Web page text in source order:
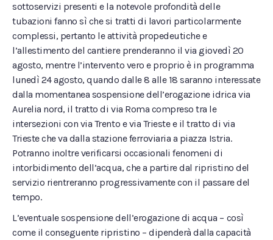
sottoservizi presenti e la notevole profondità delle
tubazioni fanno sì che si tratti di lavori particolarmente
complessi, pertanto le attività propedeutiche e
l’allestimento del cantiere prenderanno il via giovedì 20
agosto, mentre l’intervento vero e proprio è in programma
lunedì 24 agosto, quando dalle 8 alle 18 saranno interessate
dalla momentanea sospensione dell’erogazione idrica via
Aurelia nord, il tratto di via Roma compreso tra le
intersezioni con via Trento e via Trieste e il tratto di via
Trieste che va dalla stazione ferroviaria a piazza Istria.
Potranno inoltre verificarsi occasionali fenomeni di
intorbidimento dell’acqua, che a partire dal ripristino del
servizio rientreranno progressivamente con il passare del
tempo.
L’eventuale sospensione dell’erogazione di acqua – così
come il conseguente ripristino – dipenderà dalla capacità